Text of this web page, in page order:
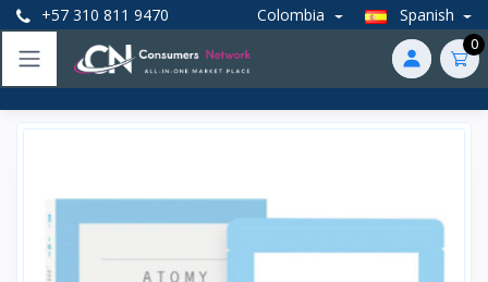
+57 310 811 9470 Colombia Spanish
0